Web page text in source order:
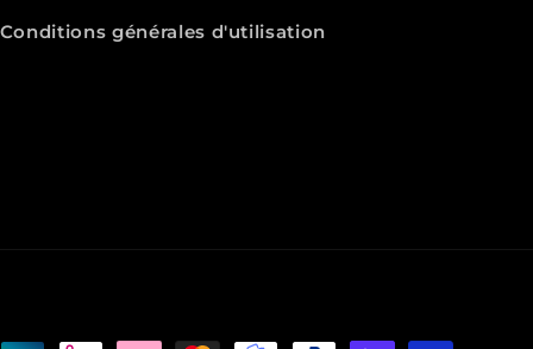
Conditions générales d'utilisation